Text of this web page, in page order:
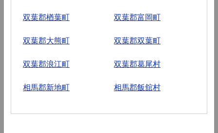
双葉郡楢葉町 双葉郡富岡町
双葉郡大熊町 双葉郡双葉町
双葉郡浪江町 双葉郡葛尾村
相馬郡新地町 相馬郡飯舘村